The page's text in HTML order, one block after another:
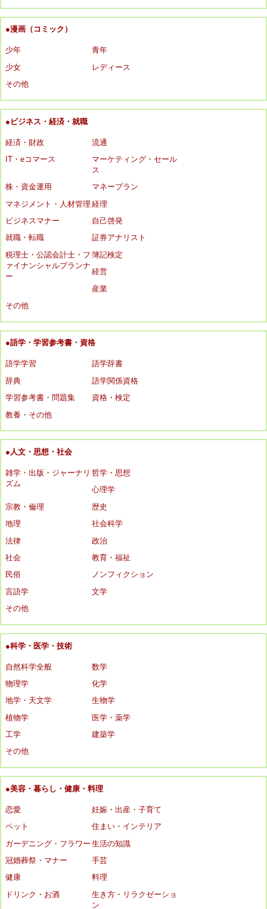
●漫画（コミック）
少年
青年
少女
レディース
その他
●ビジネス・経済・就職
経済・財政
流通
IT・eコマース
マーケティング・セール
ス
株・資金運用
マネープラン
マネジメント・人材管理 経理
ビジネスマナー
自己啓発
就職・転職
証券アナリスト
税理士・公認会計士・フ
ァイナンシャルプランナ
ー
簿記検定
経営
産業
その他
●語学・学習参考書・資格
語学学習
語学辞書
辞典
語学関係資格
学習参考書・問題集
資格・検定
教養・その他
●人文・思想・社会
雑学・出版・ジャーナリ
ズム
哲学・思想
心理学
宗教・倫理
歴史
地理
社会科学
法律
政治
社会
教育・福祉
民俗
ノンフィクション
言語学
文学
その他
●科学・医学・技術
自然科学全般
数学
物理学
化学
地学・天文学
生物学
植物学
医学・薬学
工学
建築学
その他
●美容・暮らし・健康・料理
恋愛
妊娠・出産・子育て
ペット
住まい・インテリア
ガーデニング・フラワー 生活の知識
冠婚葬祭・マナー
手芸
健康
料理
ドリンク・お酒
生き方・リラクゼーショ
ン